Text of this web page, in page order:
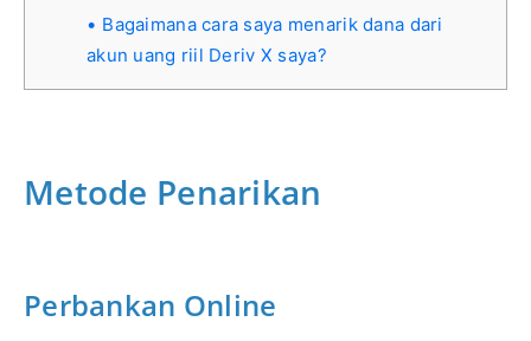
Bagaimana cara saya menarik dana dari
akun uang riil Deriv X saya?
Metode Penarikan
Perbankan Online